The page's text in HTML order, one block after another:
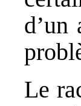
d’un
Le